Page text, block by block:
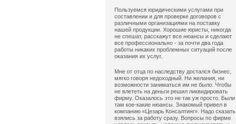
Пользуемся юридическими услугами при
составлении и для проверке договоров с
различными организациями на поставку
нашей продукции. Хорошие юристы, никогда
не спешат, расскажут все нюансы и сделают
все профессионально - за почти два года
работы никаких проблемных ситуаций после
оказания их услуг.
Мне от отца по наследству достался бизнес,
мягко говоря недоходный. Ни желания, ни
возможности заниматься им не было. Чтобы
не влететь на деньги решил ликвидировать
фирму. Оказалось это не так уж просто. Были
там кое-какие нюансы. Знакомый привел в
компанию «Цезарь Консалтинг». Надо сказать
взялись за работу сразу. Вопросы по фирме